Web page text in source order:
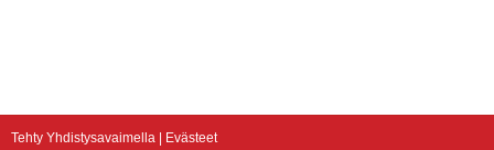
Tehty Yhdistysavaimella
Evästeet